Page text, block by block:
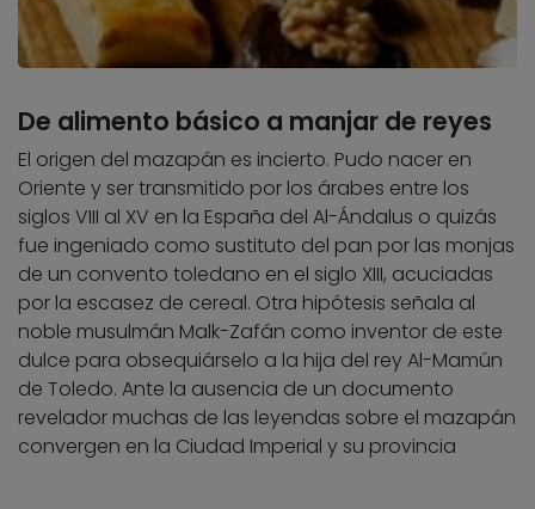
De alimento básico a manjar de reyes
El origen del mazapán es incierto. Pudo nacer en
Oriente y ser transmitido por los árabes entre los
siglos VIII al XV en la España del Al-Ándalus o quizás
fue ingeniado como sustituto del pan por las monjas
de un convento toledano en el siglo XIII, acuciadas
por la escasez de cereal. Otra hipótesis señala al
noble musulmán Malk-Zafán como inventor de este
dulce para obsequiárselo a la hija del rey Al-Mamún
de Toledo. Ante la ausencia de un documento
revelador muchas de las leyendas sobre el mazapán
convergen en la Ciudad Imperial y su provincia